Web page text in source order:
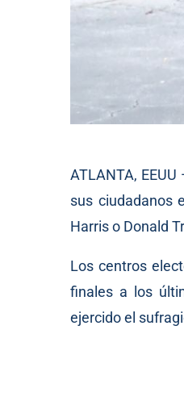
ATLANTA,
sus ciudadanos
Harris o Donald
Los centros
finales a los
ejercido el